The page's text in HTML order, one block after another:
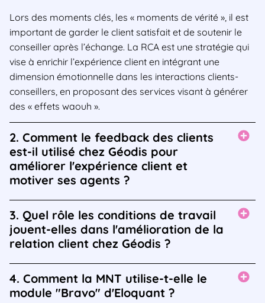
Lors des moments clés, les « moments de vérité », il est
important de garder le client satisfait et de soutenir le
conseiller après l’échange. La RCA est une stratégie qui
vise à enrichir l’expérience client en intégrant une
dimension émotionnelle dans les interactions clients-
conseillers, en proposant des services visant à générer
des « effets waouh ».
2. Comment le feedback des clients
est-il utilisé chez Géodis pour
améliorer l'expérience client et
motiver ses agents ?
3. Quel rôle les conditions de travail
jouent-elles dans l'amélioration de la
relation client chez Géodis ?
4. Comment la MNT utilise-t-elle le
module "Bravo" d'Eloquant ?